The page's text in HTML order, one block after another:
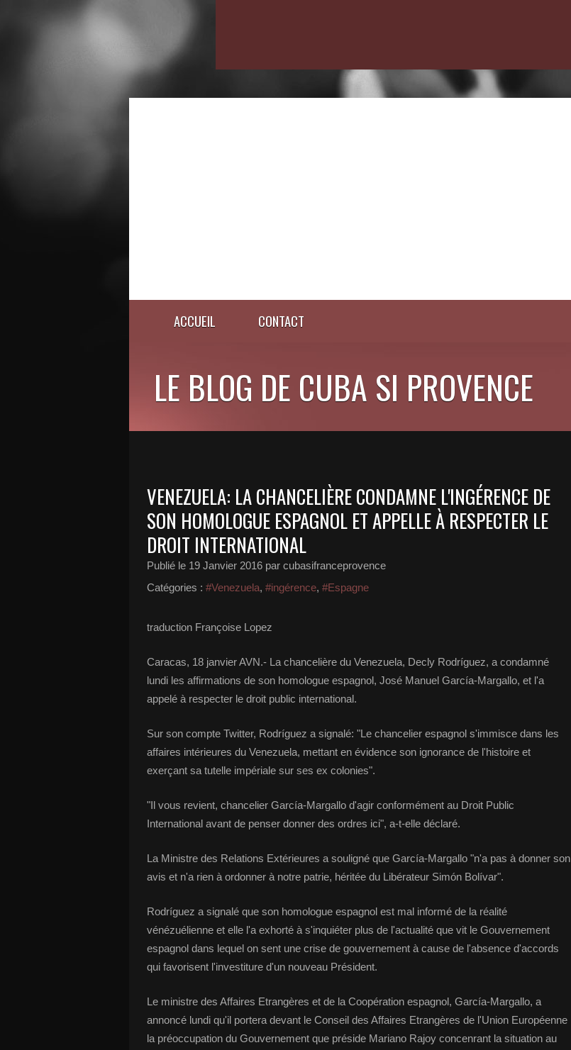
ACCUEIL CONTACT
LE BLOG DE CUBA SI PROVENCE
VENEZUELA: LA CHANCELIÈRE CONDAMNE L'INGÉRENCE DE
SON HOMOLOGUE ESPAGNOL ET APPELLE À RESPECTER LE
DROIT INTERNATIONAL
Publié le 19 Janvier 2016 par cubasifranceprovence
Catégories : #Venezuela, #ingérence, #Espagne
traduction Françoise Lopez
Caracas, 18 janvier AVN.- La chancelière du Venezuela, Decly Rodríguez, a condamné
lundi les affirmations de son homologue espagnol, José Manuel García-Margallo, et l'a
appelé à respecter le droit public international.
Sur son compte Twitter, Rodríguez a signalé: "Le chancelier espagnol s'immisce dans les
affaires intérieures du Venezuela, mettant en évidence son ignorance de l'histoire et
exerçant sa tutelle impériale sur ses ex colonies".
"Il vous revient, chancelier García-Margallo d'agir conformément au Droit Public
International avant de penser donner des ordres ici", a-t-elle déclaré.
La Ministre des Relations Extérieures a souligné que García-Margallo "n'a pas à donner son
avis et n'a rien à ordonner à notre patrie, héritée du Libérateur Simón Bolívar".
Rodríguez a signalé que son homologue espagnol est mal informé de la réalité
vénézuélienne et elle l'a exhorté à s'inquiéter plus de l'actualité que vit le Gouvernement
espagnol dans lequel on sent une crise de gouvernement à cause de l'absence d'accords
qui favorisent l'investiture d'un nouveau Président.
Le ministre des Affaires Etrangères et de la Coopération espagnol, García-Margallo, a
annoncé lundi qu'il portera devant le Conseil des Affaires Etrangères de l'Union Européenne
la préoccupation du Gouvernement que préside Mariano Rajoy concenrant la situation au